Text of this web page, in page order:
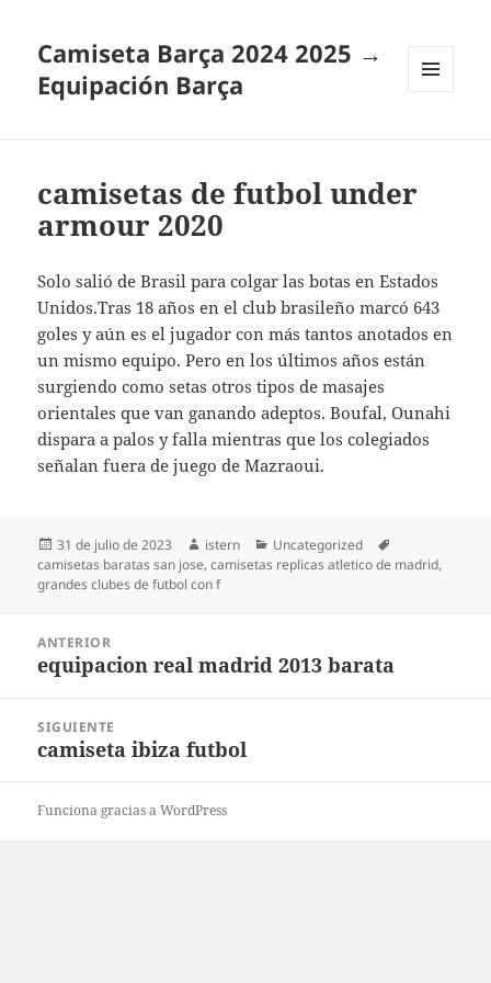
Camiseta Barça 2024 2025 →
Equipación Barça
camisetas de futbol under
armour 2020
Solo salió de Brasil para colgar las botas en Estados
Unidos.Tras 18 años en el club brasileño marcó 643
goles y aún es el jugador con más tantos anotados en
un mismo equipo. Pero en los últimos años están
surgiendo como setas otros tipos de masajes
orientales que van ganando adeptos. Boufal, Ounahi
dispara a palos y falla mientras que los colegiados
señalan fuera de juego de Mazraoui.
Publicado
el
31 de julio de 2023 Autor
istern Categorías
Uncategorized
camisetas baratas san jose,camisetas replicas atletico de madrid,
grandes clubes de futbol con f
entradas
ANTERIOR
Entrada
equipacion real madrid 2013 barata
SIGUIENTE
Entrada
camiseta ibiza futbol
Funciona gracias a WordPress